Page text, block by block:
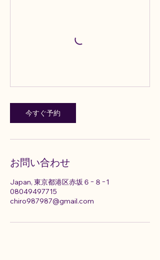
今すぐ予約
お問い合わせ
Japan, 東京都港区赤坂６−８−1
08049497715
chiro987987@gmail.com